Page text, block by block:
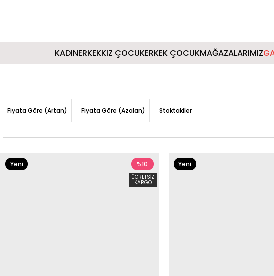
KADINERKEKKIZ ÇOCUKERKEK ÇOCUKMAĞAZALARIMIZ
Fiyata Göre (Artan) Fiyata Göre (Azalan) Stoktakiler
%10
ÜCRETSIZ
KARGO
Yeni
Yeni